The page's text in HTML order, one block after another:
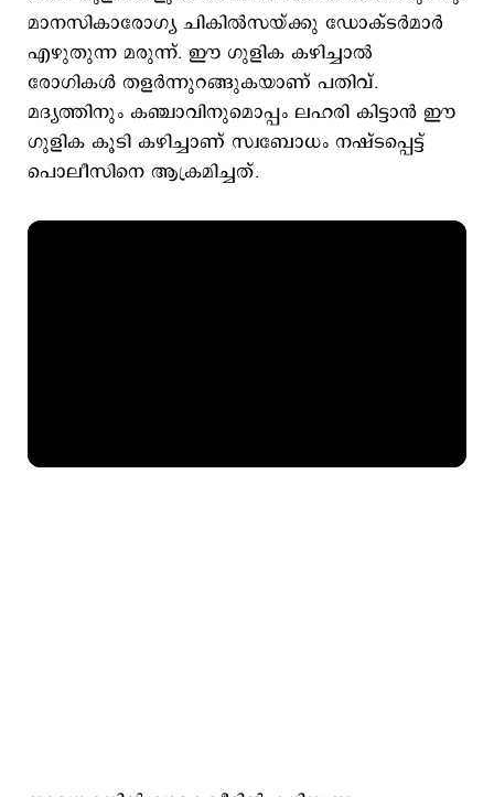
മാനസികാരോഗ്യ ചികില്‍സയ്ക്കു ഡോക്ടര്‍മാര്‍
എഴുതുന്ന മരുന്ന്. ഈ ഗുളിക കഴിച്ചാല്‍
രോഗികള്‍ തളര്‍ന്നുറങ്ങുകയാണ് പതിവ്.
മദ്യത്തിനും കഞ്ചാവിനുമൊപ്പം ലഹരി കിട്ടാന്‍ ഈ
ഗുളിക കൂടി കഴിച്ചാണ് സ്വബോധം നഷ്ടപ്പെട്ട്
പൊലീസിനെ ആക്രമിച്ചത്.